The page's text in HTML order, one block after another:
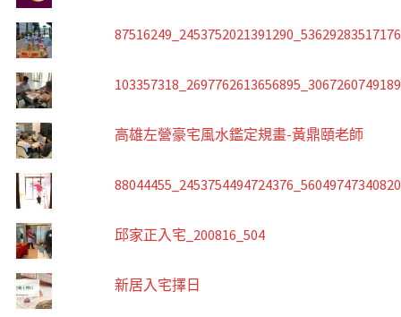
高雄左營豪宅風水鑑定規畫-黃鼎頤老師
邱家正入宅_200816_504
新居入宅擇日